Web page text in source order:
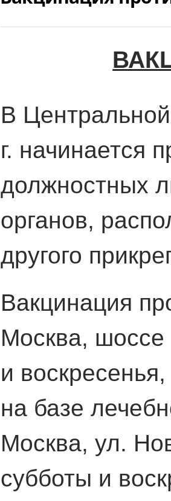
. начинается
должностных
органов,
другого
акцинация
Москва, шоссе
и
на базе
Москва, ул.
субботы и